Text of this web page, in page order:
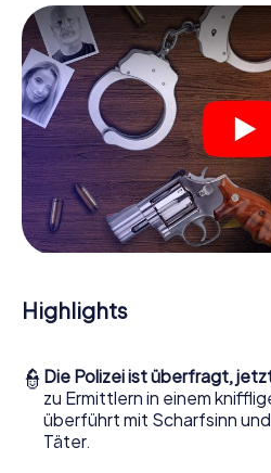
zahlreichen Schauplätzen in
Verbindung stehen, und
Ort knacken Sie knifflige Rätsel
Stück der Lösung des Falls
einem klassischen Krimi Dinner
Sie das Geschehen, bewegen
und entdecken obendrein die
Augen.
Mitmachkrimi in Salford -
Tour
Videoschalte zu einem Zeugen,
sämtliche multimedialen
Das Krimispiel in Salford holt
Mitstreitern verborgene
spannende Rollen und meistern
Highlights
👮 Die Polizei ist überfragt,
zu Ermittlern in einem
überführt mit Scharfsinn
Täter.